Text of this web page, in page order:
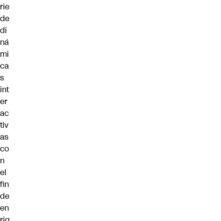
rie
de
di
ná
mi
ca
s
int
er
ac
tiv
as
co
n
el
fin
de
en